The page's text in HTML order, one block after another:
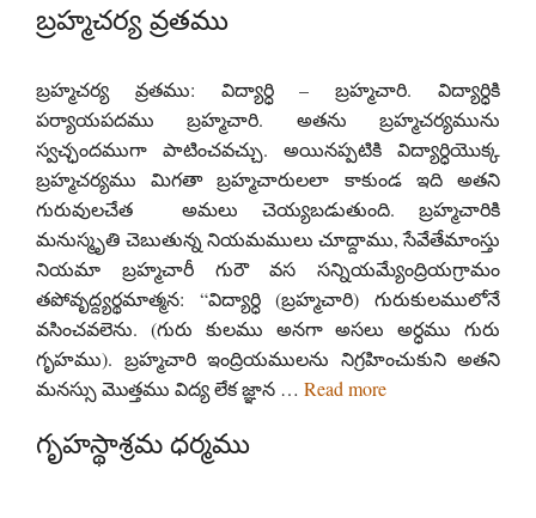
బ్రహ్మచర్య వ్రతము
బ్రహ్మచర్య వ్రతము: విద్యార్ధి – బ్రహ్మచారి. విద్యార్ధికి
పర్యాయపదము బ్రహ్మచారి. అతను బ్రహ్మచర్యమును
స్వచ్ఛందముగా పాటించవచ్చు. అయినప్పటికి విద్యార్ధియొక్క
బ్రహ్మచర్యము మిగతా బ్రహ్మచారులలా కాకుండ ఇది అతని
గురువులచేత అమలు చెయ్యబడుతుంది. బ్రహ్మచారికి
మనుస్మృతి చెబుతున్న నియమములు చూద్దాము, సేవేతేమాంస్తు
నియమా బ్రహ్మచారీ గురౌ వస సన్నియమ్యేంద్రియగ్రామం
తపోవృద్ద్యర్థమాత్మన: “విద్యార్ధి (బ్రహ్మచారి) గురుకులములోనే
వసించవలెను. (గురు కులము అనగా అసలు అర్ధము గురు
గృహము). బ్రహ్మచారి ఇంద్రియములను నిగ్రహించుకుని అతని
మనస్సు మొత్తము విద్య లేక జ్ఞాన … Read more
గృహస్థాశ్రమ ధర్మము